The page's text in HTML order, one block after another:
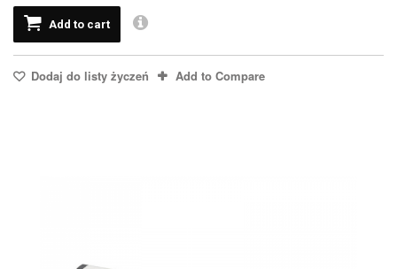
Add to cart
Dodaj do listy życzeń Add to Compare